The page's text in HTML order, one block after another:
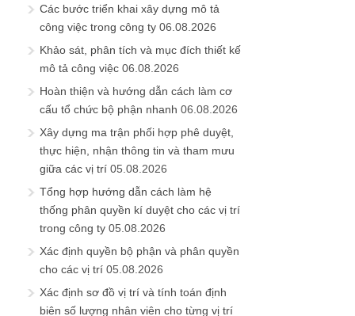
Các bước triển khai xây dựng mô tả
công việc trong công ty 06.08.2026
Khảo sát, phân tích và mục đích thiết kế
mô tả công việc 06.08.2026
Hoàn thiện và hướng dẫn cách làm cơ
cấu tổ chức bộ phận nhanh 06.08.2026
Xây dựng ma trận phối hợp phê duyệt,
thực hiện, nhận thông tin và tham mưu
giữa các vị trí 05.08.2026
Tổng hợp hướng dẫn cách làm hệ
thống phân quyền kí duyệt cho các vị trí
trong công ty 05.08.2026
Xác định quyền bộ phận và phân quyền
cho các vị trí 05.08.2026
Xác định sơ đồ vị trí và tính toán định
biên số lượng nhân viên cho từng vị trí